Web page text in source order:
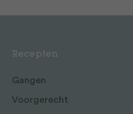
Recepten
Gangen
Voorgerecht